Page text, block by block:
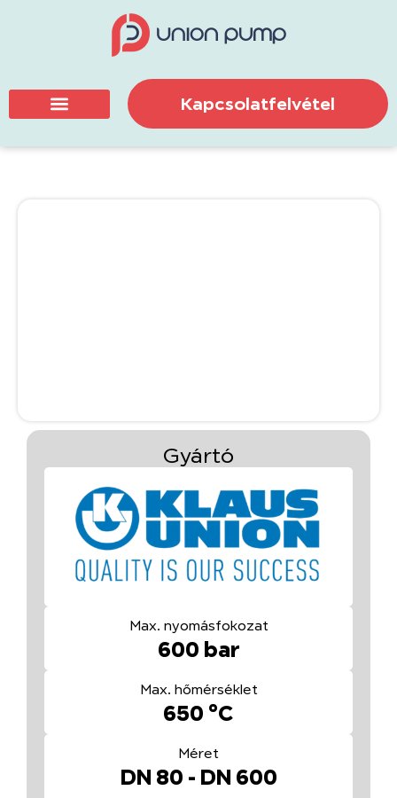
Kapcsolatfelvétel
Gyártó
Max. nyomásfokozat
600 bar
Max. hőmérséklet
650 °C
Méret
DN 80 - DN 600